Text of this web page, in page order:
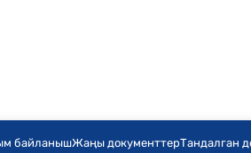
байланышЖаңы документтерТандалган